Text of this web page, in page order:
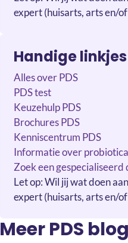
expert (huisarts, arts en/
Handige linkjes
Alles over PDS
PDS test
Keuzehulp PDS
Brochures PDS
Kenniscentrum PDS
Informatie over probiotica
Zoek een gespecialiseerd
Let op: Wil jij wat doen
expert (huisarts, arts en/
Meer PDS